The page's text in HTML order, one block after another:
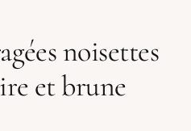
noisettes
et brune